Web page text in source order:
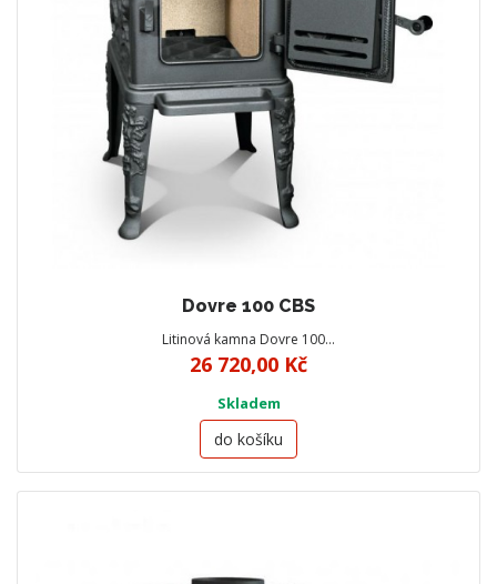
Dovre 100 CBS
Litinová kamna Dovre 100…
26 720,00 Kč
Skladem
do košíku